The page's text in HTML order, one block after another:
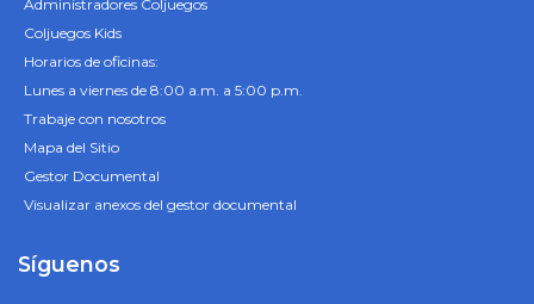
Administradores Coljuegos
Coljuegos Kids
Horarios de oficinas:
Lunes a viernes de 8:00 a.m. a 5:00 p.m.
Trabaje con nosotros
Mapa del Sitio
Gestor Documental
Visualizar anexos del gestor documental
Síguenos